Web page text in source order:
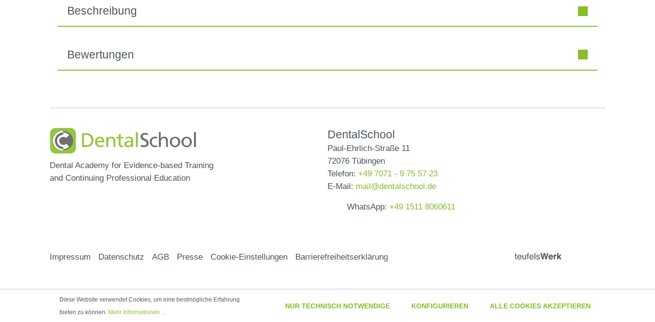
Beschreibung
Bewertungen
Dental Academy for Evidence-based Training
and Continuing Professional Education
DentalSchool
Paul-Ehrlich-Straße 11
72076 Tübingen
Telefon: +49 7071 - 9 75 57 23
E-Mail: mail@dentalschool.de
WhatsApp: +49 1511 8060611
Impressum Datenschutz AGB Presse Cookie-Einstellungen Barrierefreiheitserklärung
Diese Website verwendet Cookies, um eine bestmögliche Erfahrung
bieten zu können. Mehr Informationen ...
NUR TECHNISCH NOTWENDIGE KONFIGURIEREN ALLE COOKIES AKZEPTIEREN